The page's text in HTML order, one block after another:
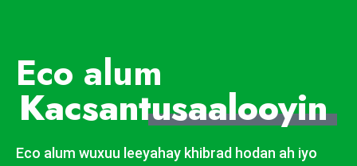
Eco alum
Kacsantusaalooyin
Eco alum wuxuu leeyahay khibrad hodan ah iyo